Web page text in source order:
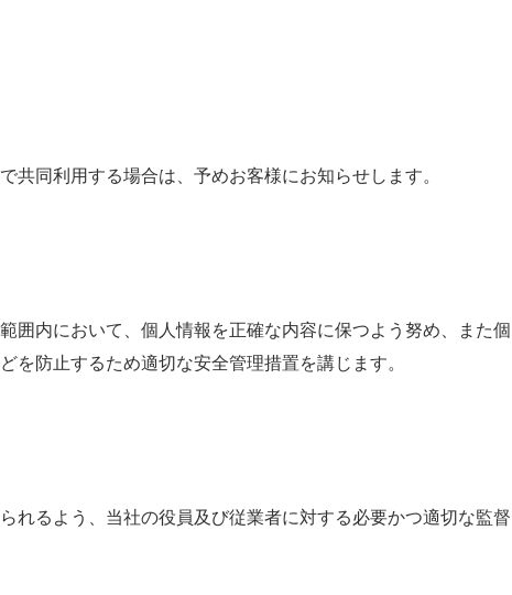
共同利用する場合は、予めお客様にお知らせします。
囲内において、個人情報を正確な内容に保つよう努め、また個
を防止するため適切な安全管理措置を講じます。
れるよう、当社の役員及び従業者に対する必要かつ適切な監督